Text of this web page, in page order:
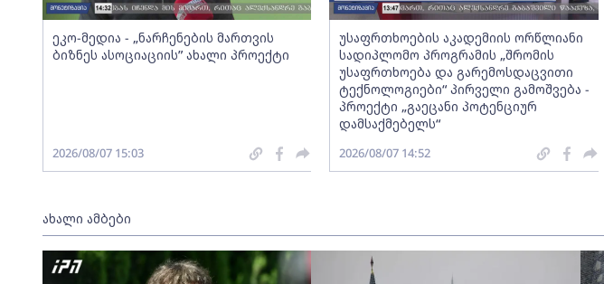
ეკო-მედია - „ნარჩენების მართვის
ბიზნეს ასოციაციის” ახალი პროექტი
2026/08/07 15:03
უსაფრთხოების აკადემიის ორწლიანი
სადიპლომო პროგრამის „შრომის
უსაფრთხოება და გარემოსდაცვითი
ტექნოლოგიები“ პირველი გამოშვება -
პროექტი „გაეცანი პოტენციურ
დამსაქმებელს“
2026/08/07 14:52
ახალი ამბები